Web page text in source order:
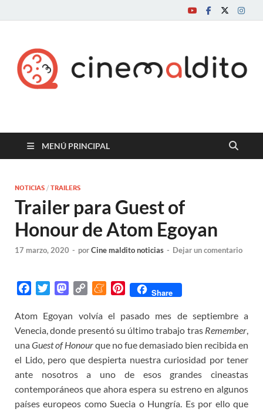
Cine maldito
MENÚ PRINCIPAL
NOTICIAS / TRAILERS
Trailer para Guest of
Honour de Atom Egoyan
17 marzo, 2020 - porCine maldito noticias - Dejar un comentario
c
e
b
o
o
k
i
t
t
e
r
M
s
t
o
d
o
n
p
y
L
i
n
k
M
n
e
a
m
e
P
n
t
e
r
e
s
t
Share
Atom Egoyan volvía el pasado mes de septiembre a
Venecia, donde presentó su último trabajo tras Remember,
unaGuest of Honourque no fue demasiado bien recibida en
el Lido, pero que despierta nuestra curiosidad por tener
ante nosotros a uno de esos grandes cineastas
contemporáneos que ahora espera su estreno en algunos
países europeos como Suecia o Hungría. Es por ello que